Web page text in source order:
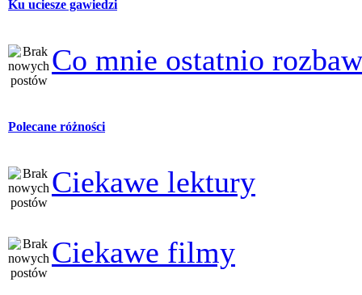
Ku uciesze gawiedzi
Co mnie ostatnio
Polecane różności
Ciekawe lektury
Ciekawe filmy